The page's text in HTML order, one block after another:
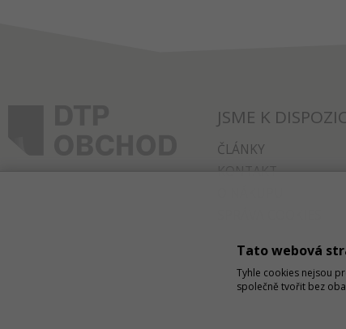
JSME K
ČLÁNKY
KONTAKT
Tato webová
Tyhle cookies nejsou
společně tvořit bez